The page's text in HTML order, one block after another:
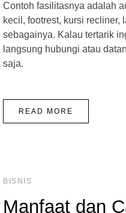
Contoh fasilitasnya adalah
kecil, footrest, kursi recliner,
sebagainya. Kalau tertarik
langsung hubungi atau
saja.
READ MORE
BISNIS
Manfaat dan